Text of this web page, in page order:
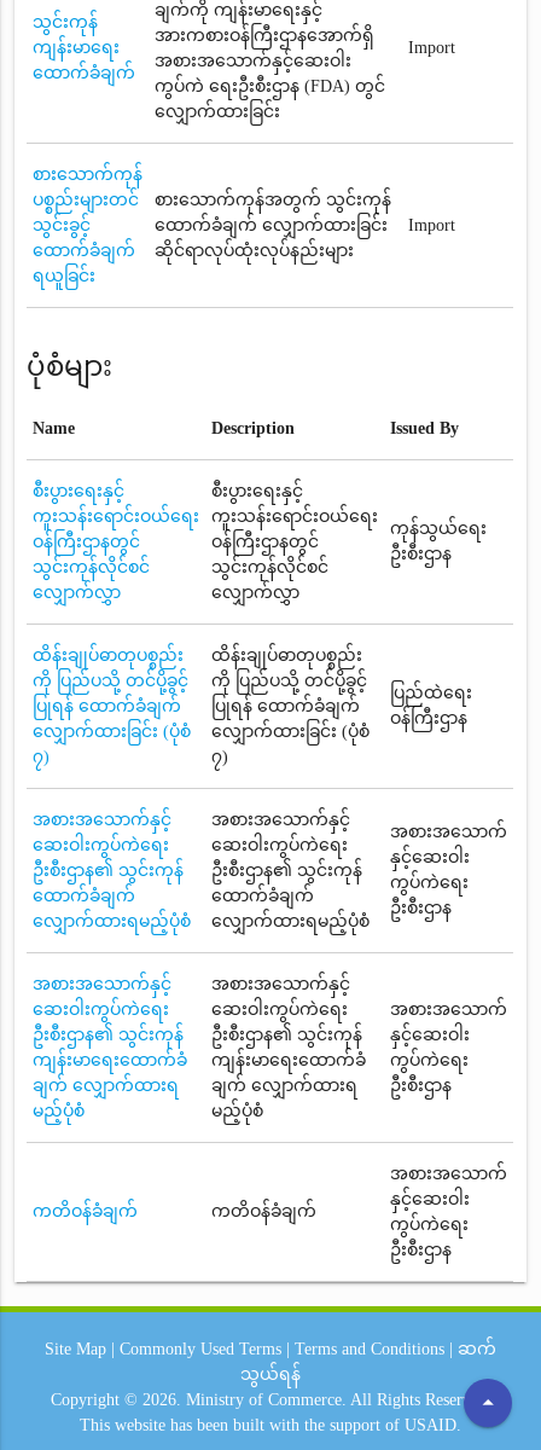
သွင်းကုန်
ကျန်းမာရေး
ထောက်ခံချက်
ချက်ကို ကျန်းမာရေးနှင့်
အားကစားဝန်ကြီးဌာနအောက်ရှိ
အစားအသောက်နှင့်ဆေးဝါး
ကွပ်ကဲ ရေးဦးစီးဌာန (FDA) တွင်
လျှောက်ထားခြင်း
Import
စားသောက်ကုန်
ပစ္စည်းများတင်
သွင်းခွင့်
ထောက်ခံချက်
ရယူခြင်း
စားသောက်ကုန်အတွက် သွင်းကုန်
ထောက်ခံချက် လျှောက်ထားခြင်း
ဆိုင်ရာလုပ်ထုံးလုပ်နည်းများ
Import
ပုံစံများ
Name Description Issued By
စီးပွားရေးနှင့်
ကူးသန်းရောင်းဝယ်ရေး
ဝန်ကြီးဌာနတွင်
သွင်းကုန်လိုင်စင်
လျှောက်လွှာ
စီးပွားရေးနှင့်
ကူးသန်းရောင်းဝယ်ရေး
ဝန်ကြီးဌာနတွင်
သွင်းကုန်လိုင်စင်
လျှောက်လွှာ
ကုန်သွယ်ရေး
ဦးစီးဌာန
ထိန်းချုပ်ဓာတုပစ္စည်း
ကို ပြည်ပသို့ တင်ပို့ခွင့်
ပြုရန် ထောက်ခံချက်
လျှောက်ထားခြင်း (ပုံစံ
၇)
ထိန်းချုပ်ဓာတုပစ္စည်း
ကို ပြည်ပသို့ တင်ပို့ခွင့်
ပြုရန် ထောက်ခံချက်
လျှောက်ထားခြင်း (ပုံစံ
၇)
ပြည်ထဲရေး
ဝန်ကြီးဌာန
အစားအသောက်နှင့်
ဆေးဝါးကွပ်ကဲရေး
ဦးစီးဌာန၏ သွင်းကုန်
ထောက်ခံချက်
လျှောက်ထားရမည့်ပုံစံ
အစားအသောက်နှင့်
ဆေးဝါးကွပ်ကဲရေး
ဦးစီးဌာန၏ သွင်းကုန်
ထောက်ခံချက်
လျှောက်ထားရမည့်ပုံစံ
အစားအသောက်
နှင့်ဆေးဝါး
ကွပ်ကဲရေး
ဦးစီးဌာန
အစားအသောက်နှင့်
ဆေးဝါးကွပ်ကဲရေး
ဦးစီးဌာန၏ သွင်းကုန်
ကျန်းမာရေးထောက်ခံ
ချက် လျှောက်ထားရ
မည့်ပုံစံ
အစားအသောက်နှင့်
ဆေးဝါးကွပ်ကဲရေး
ဦးစီးဌာန၏ သွင်းကုန်
ကျန်းမာရေးထောက်ခံ
ချက် လျှောက်ထားရ
မည့်ပုံစံ
အစားအသောက်
နှင့်ဆေးဝါး
ကွပ်ကဲရေး
ဦးစီးဌာန
ကတိဝန်ခံချက် ကတိဝန်ခံချက်
အစားအသောက်
နှင့်ဆေးဝါး
ကွပ်ကဲရေး
ဦးစီးဌာန
arrow_drop_up
Site Map Commonly Used Terms Terms and Conditions
ဆက်
သွယ်ရန်
Copyright © 2026. Ministry of Commerce. All Rights Reserved.
This website has been built with the support of USAID.